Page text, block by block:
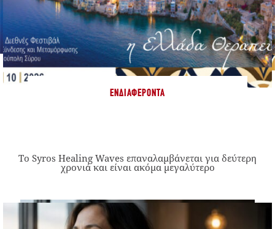
ΕΝΔΙΑΦΈΡΟΝΤΑ
Το Syros Healing Waves επαναλαμβάνεται για δεύτερη
χρονιά και είναι ακόμα μεγαλύτερο